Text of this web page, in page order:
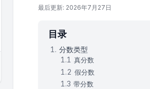
最后更新: 2026年7月27日
目录
分数类型
真分数
假分数
带分数